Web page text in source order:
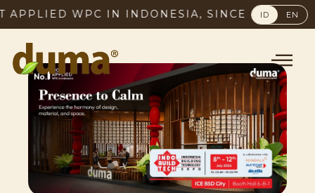
WPC IN INDONESIA, SINCE 2003 ID EN